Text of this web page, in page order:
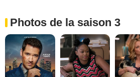
Photos de la saison 3